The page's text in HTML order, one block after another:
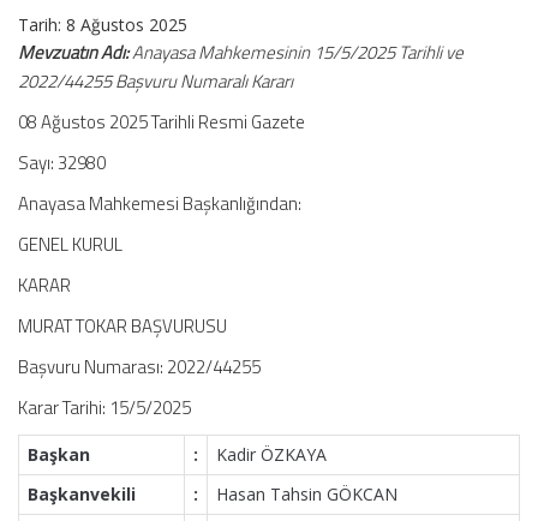
Tarih: 8 Ağustos 2025
Mevzuatın Adı:Anayasa Mahkemesinin 15/5/2025 Tarihli ve
2022/44255 Başvuru Numaralı Kararı
08 Ağustos 2025 Tarihli Resmi Gazete
Sayı: 32980
Anayasa Mahkemesi Başkanlığından:
GENEL KURUL
KARAR
MURAT TOKAR BAŞVURUSU
Başvuru Numarası: 2022/44255
Karar Tarihi: 15/5/2025
Başkan :
Kadir ÖZKAYA
Başkanvekili
:
Hasan Tahsin GÖKCAN